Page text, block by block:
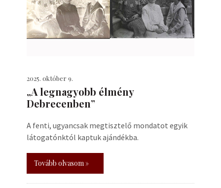
2025. október 9.
„A legnagyobb élmény
Debrecenben”
A fenti, ugyancsak megtisztelő mondatot egyik
látogatónktól kaptuk ajándékba.
Tovább olvasom »